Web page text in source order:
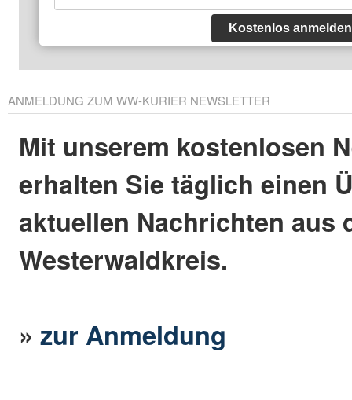
Kostenlos anmelden
ANMELDUNG ZUM WW-KURIER NEWSLETTER
Mit unserem kostenlosen
erhalten Sie täglich einen
aktuellen Nachrichten aus
Westerwaldkreis.
»zur Anmeldung